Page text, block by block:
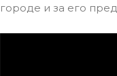
городе и за его